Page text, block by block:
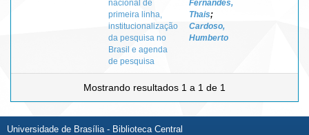
nacional de
primeira linha,
institucionalização
da pesquisa no
Brasil e agenda
de pesquisa
Fernandes,
Thais;
Cardoso,
Humberto
Mostrando resultados 1 a 1 de 1
Universidade de Brasília - Biblioteca Central